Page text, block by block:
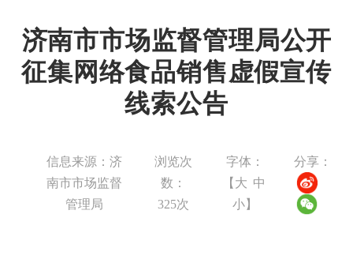
济南市市场监督管理局公开
征集网络食品销售虚假宣传
线索公告
信息来源：济
南市市场监督
管理局
浏览次
数：
325次
字体：
【 大 中
小】
分享：